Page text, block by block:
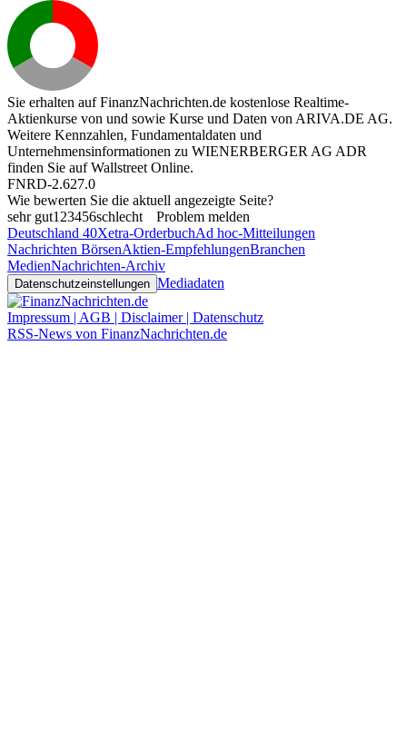
Sie erhalten auf FinanzNachrichten.de kostenlose Realtime-
Aktienkurse von und sowie Kurse und Daten von ARIVA.DE AG.
Weitere Kennzahlen, Fundamentaldaten und
Unternehmensinformationen zu WIENERBERGER AG ADR
finden Sie aufWallstreet Online.
FNRD-2.627.0
Wie bewerten Sie die aktuell angezeigte Seite?
sehr gut1 23456schlecht
Problem melden
Deutschland 40Xetra-OrderbuchAd hoc-Mitteilungen
Nachrichten BörsenAktien-EmpfehlungenBranchen
MedienNachrichten-Archiv
Datenschutzeinstellungen Mediadaten
Impressum | AGB | Disclaimer | Datenschutz
RSS-News von FinanzNachrichten.de